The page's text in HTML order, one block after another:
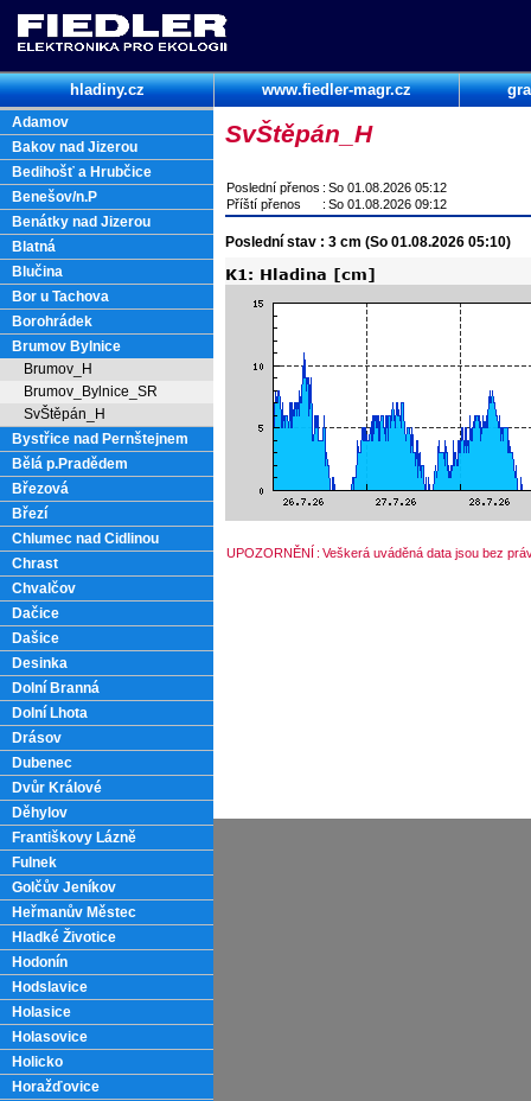
hladiny.cz www.fiedler-magr.cz
Adamov
Bakov nad Jizerou
Bedihošť a Hrubčice
Benešov/n.P
Benátky nad Jizerou
Blatná
Blučina
Bor u Tachova
Borohrádek
Brumov Bylnice
Brumov_H
Brumov_Bylnice_SR
SvŠtěpán_H
Bystřice nad Pernštejnem
Bělá p.Pradědem
Březová
Březí
Chlumec nad Cidlinou
Chrast
Chvalčov
Dačice
Dašice
Desinka
Dolní Branná
Dolní Lhota
Drásov
Dubenec
Dvůr Králové
Děhylov
Františkovy Lázně
Fulnek
Golčův Jeníkov
Heřmanův Městec
Hladké Životice
Hodonín
Hodslavice
Holasice
Holasovice
Holicko
Horažďovice
SvŠtěpán_H
Poslední přenos : So 01.08.2026 05:12
Příští přenos
: So 01.08.2026 09:12
Poslední stav : 3 cm (So 01.08.2026 05:10)
UPOZORNĚNÍ : Veškerá uváděná data jsou bez